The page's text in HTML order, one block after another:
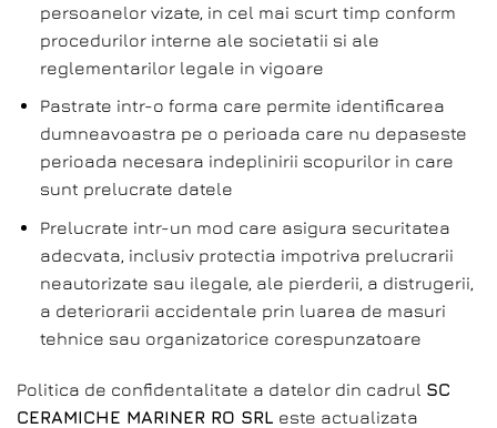
persoanelor vizate, in cel mai scurt timp conform
procedurilor interne ale societatii si ale
reglementarilor legale in vigoare
Pastrate intr-o forma care permite identificarea
dumneavoastra pe o perioada care nu depaseste
perioada necesara indeplinirii scopurilor in care
sunt prelucrate datele
Prelucrate intr-un mod care asigura securitatea
adecvata, inclusiv protectia impotriva prelucrarii
neautorizate sau ilegale, ale pierderii, a distrugerii,
a deteriorarii accidentale prin luarea de masuri
tehnice sau organizatorice corespunzatoare
Politica de confidentalitate a datelor din cadrul SC
CERAMICHE MARINER RO SRL
este actualizata